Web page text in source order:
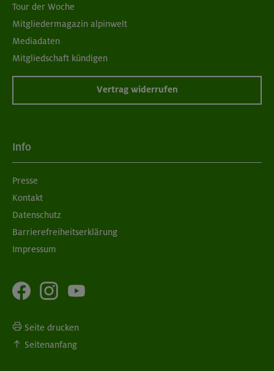
Tour der Woche
Mitgliedermagazin alpinwelt
Mediadaten
Mitgliedschaft kündigen
Vertrag widerrufen
Info
Presse
Kontakt
Datenschutz
Barrierefreiheitserklärung
Impressum
Seite drucken
Seitenanfang